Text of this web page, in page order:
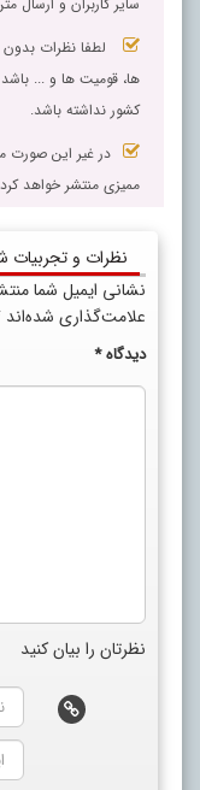
سایر کاربران و ارسال
لطفا نظرات بدون
ها، قومیت ها و ...
کشور نداشته باشد.
در غیر این صورت
ممیزی منتشر خواهد
نظرات و تجربیات
نشانی ایمیل شما
علامت‌گذاری شده‌اند
دیدگاه*
نظرتان را بیان کنید